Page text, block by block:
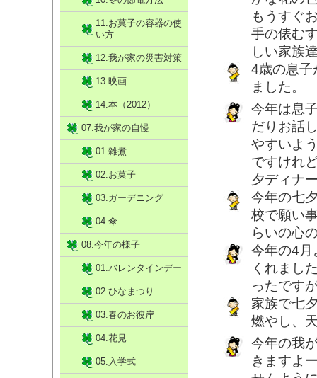
もうすぐ
手の俵む
しい家族
4歳の息子
ました。
今年は息
だりお話
やすいよ
ですけれ
夕ディナ
今年の七
校で願い
らいの心
今年の4月
くれまし
ったです
家族で七
燃やし、
今年の我
きますよ
11.お菓子の容器の使
い方
12.我が家の災害対策
13.映画
14.本（2012）
07.我が家の自慢
01.雑煮
02.お菓子
03.ガーデニング
04.傘
08.今年の様子
01.バレンタインデー
02.ひなまつり
03.春のお彼岸
04.花見
05.入学式